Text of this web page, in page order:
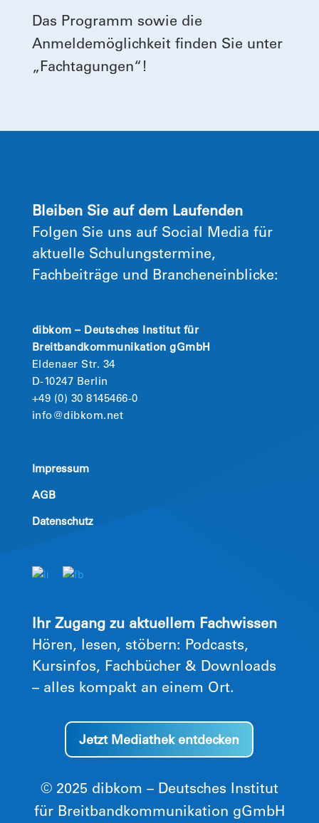
Das Programm sowie die
Anmeldemöglichkeit finden Sie unter
„Fachtagungen“!
Bleiben Sie auf dem Laufenden
Folgen Sie uns auf Social Media für
aktuelle Schulungstermine,
Fachbeiträge und Brancheneinblicke:
dibkom – Deutsches Institut für
Breitbandkommunikation gGmbH
Eldenaer Str. 34
D-10247 Berlin
+49 (0) 30 8145466-0
info@dibkom.net
Impressum
AGB
Datenschutz
Ihr Zugang zu aktuellem Fachwissen
Hören, lesen, stöbern: Podcasts,
Kursinfos, Fachbücher & Downloads
– alles kompakt an einem Ort.
Jetzt Mediathek entdecken
© 2025 dibkom – Deutsches Institut
für Breitbandkommunikation gGmbH